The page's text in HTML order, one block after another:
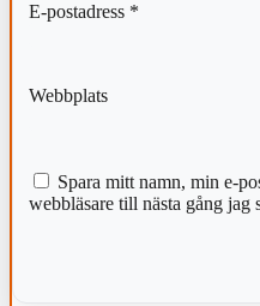
E-postadress *
Webbplats
Spara mitt namn, min e-
webbläsare till nästa gång jag